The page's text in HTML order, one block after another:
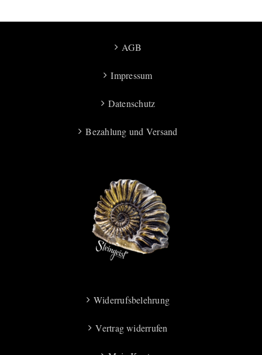
AGB
Impressum
Datenschutz
Bezahlung und Versand
Widerrufsbelehrung
Vertrag widerrufen